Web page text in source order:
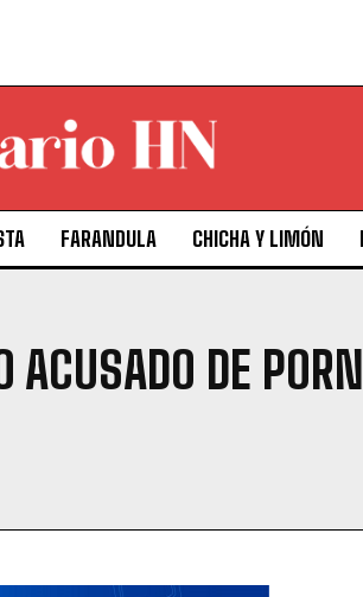
FARANDULA CHICHA Y LIMÓN
ACUSADO DE